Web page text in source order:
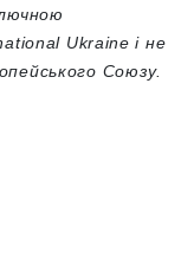
Ukraine і не
Союзу.